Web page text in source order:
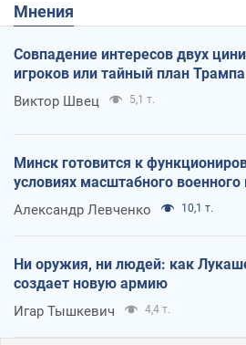
Мнения
Совпадение интересов двух
игроков или тайный план
Виктор Швец 5,1 т.
Минск готовится к
условиях масштабного военного
Александр Левченко 10,1 т.
Ни оружия, ни людей: как
создает новую армию
Игар Тышкевич 4,4 т.